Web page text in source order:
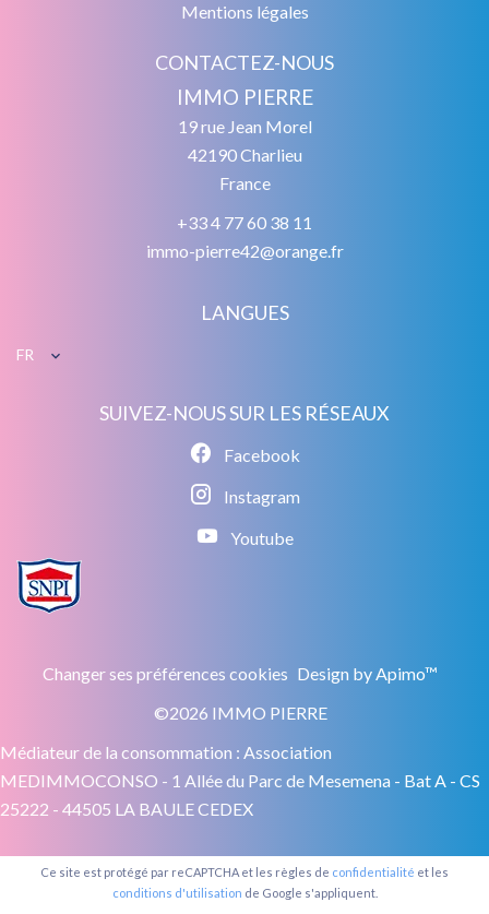
Mentions légales
CONTACTEZ-NOUS
IMMO PIERRE
19 rue Jean Morel
42190Charlieu
France
+33 4 77 60 38 11
immo-pierre42@orange.fr
LANGUES
FR
SUIVEZ-NOUS SUR LES RÉSEAUX
Facebook
Instagram
Youtube
Changer ses préférences cookies Design byApimo™
©2026 IMMO PIERRE
Médiateur de la consommation : Association
MEDIMMOCONSO - 1 Allée du Parc de Mesemena - Bat A - CS
25222 - 44505 LA BAULE CEDEX
Ce site est protégé par reCAPTCHA et les règles de confidentialité et les
conditions d'utilisation de Google s'appliquent.